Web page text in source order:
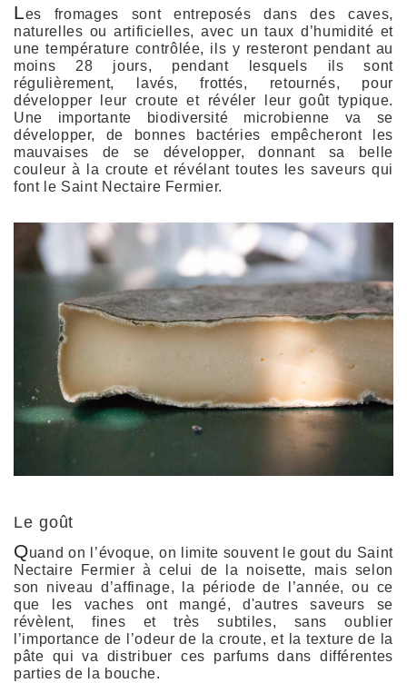
L es fromages sont entreposés dans des caves,
naturelles ou artificielles, avec un taux d’humidité et
une température contrôlée, ils y resteront pendant au
moins 28 jours, pendant lesquels ils sont
régulièrement, lavés, frottés, retournés, pour
développer leur croute et révéler leur goût typique.
Une importante biodiversité microbienne va se
développer, de bonnes bactéries empêcheront les
mauvaises de se développer, donnant sa belle
couleur à la croute et révélant toutes les saveurs qui
font le Saint Nectaire Fermier.
Le goût
Quand on l’évoque, on limite souvent le gout du Saint
Nectaire Fermier à celui de la noisette, mais selon
son niveau d’affinage, la période de l’année, ou ce
que les vaches ont mangé, d'autres saveurs se
révèlent, fines et très subtiles, sans oublier
l’importance de l’odeur de la croute, et la texture de la
pâte qui va distribuer ces parfums dans différentes
parties de la bouche.